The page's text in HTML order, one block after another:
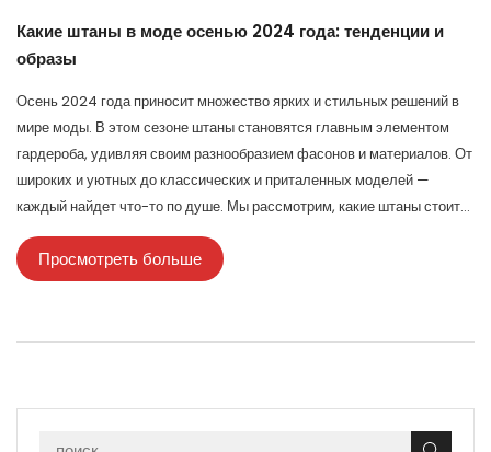
Какие штаны в моде осенью 2024 года: тенденции и
образы
Осень 2024 года приносит множество ярких и стильных решений в
мире моды. В этом сезоне штаны становятся главным элементом
гардероба, удивляя своим разнообразием фасонов и материалов. От
широких и уютных до классических и приталенных моделей —
каждый найдет что-то по душе. Мы рассмотрим, какие штаны стоит
носить этой осенью, как их сочетать с другими элементами одежды
и какие тренды стоит взять на заметку.
Просмотреть больше